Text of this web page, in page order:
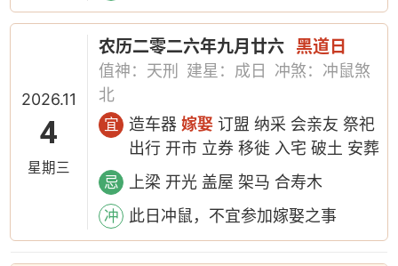
2026.11
4
星期三
农历二零二六年九月廿六 黑道日
值神：天刑 建星：成日
冲煞：冲鼠煞
北
宜 造车器嫁娶 订盟 纳采 会亲友 祭祀
出行 开市 立券 移徙 入宅 破土 安葬
忌 上梁 开光 盖屋 架马 合寿木
冲 此日冲鼠，不宜参加嫁娶之事